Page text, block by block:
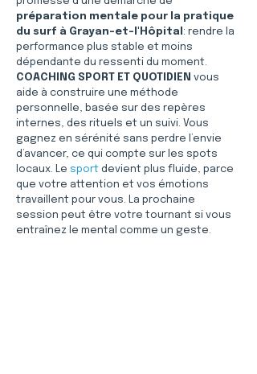
préparation mentale pour la pratique
du surf à Grayan-et-l'Hôpital : rendre la
performance plus stable et moins
dépendante du ressenti du moment.
COACHING SPORT ET QUOTIDIEN vous
aide à construire une méthode
personnelle, basée sur des repères
internes, des rituels et un suivi. Vous
gagnez en sérénité sans perdre l’envie
d’avancer, ce qui compte sur les spots
locaux. Le sport devient plus fluide, parce
que votre attention et vos émotions
travaillent pour vous. La prochaine
session peut être votre tournant si vous
entraînez le mental comme un geste.